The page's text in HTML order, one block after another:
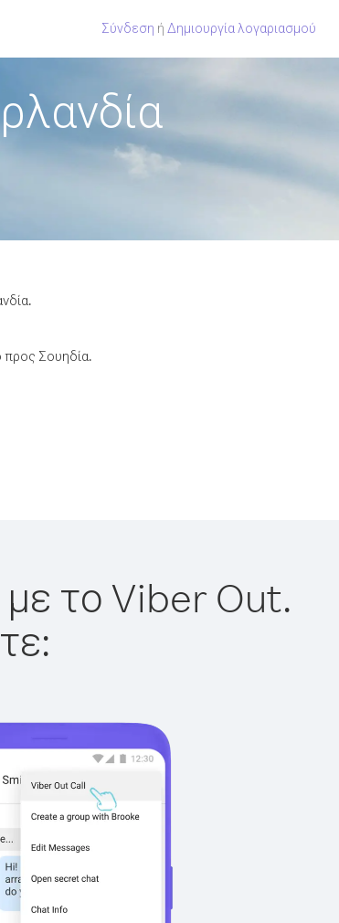
Σύνδεση ή Δημιουργία λογαριασμού
προς Σουηδία.
με το Viber Out.